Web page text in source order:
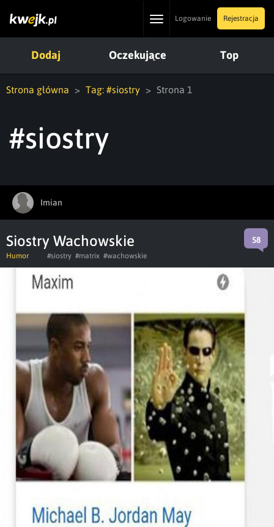
ToggleLogowanie Rejestracja
Dodaj Oczekujące Top
Strona główna Tag: #siostry Strona 1
#siostry
Imian
Siostry Wachowskie 58
Humor #siostry #matrix #wachowskie